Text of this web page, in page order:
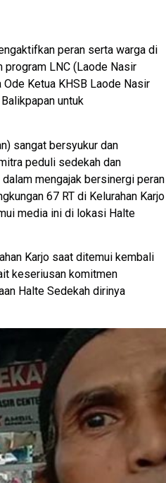
peran serta warga di
program LNC (Laode Nasir
Ketua KHSB Laode Nasir
untuk
sangat bersyukur dan
peduli sedekah dan
mengajak bersinergi peran
67 RT di Kelurahan Karjo
media ini di lokasi Halte
Karjo saat ditemui kembali
keseriusan komitmen
Halte Sedekah dirinya